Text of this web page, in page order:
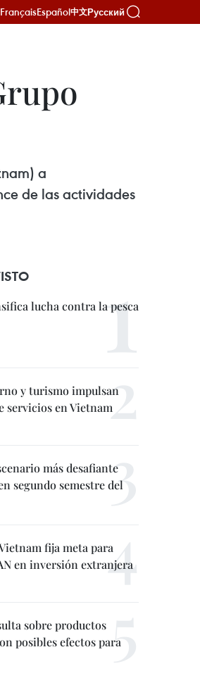
FrançaisEspañol中文Русский
a
de las actividades
lucha contra la pesca
y turismo impulsan
servicios en Vietnam
más desafiante
segundo semestre del
fija meta para
en inversión extranjera
sobre productos
posibles efectos para